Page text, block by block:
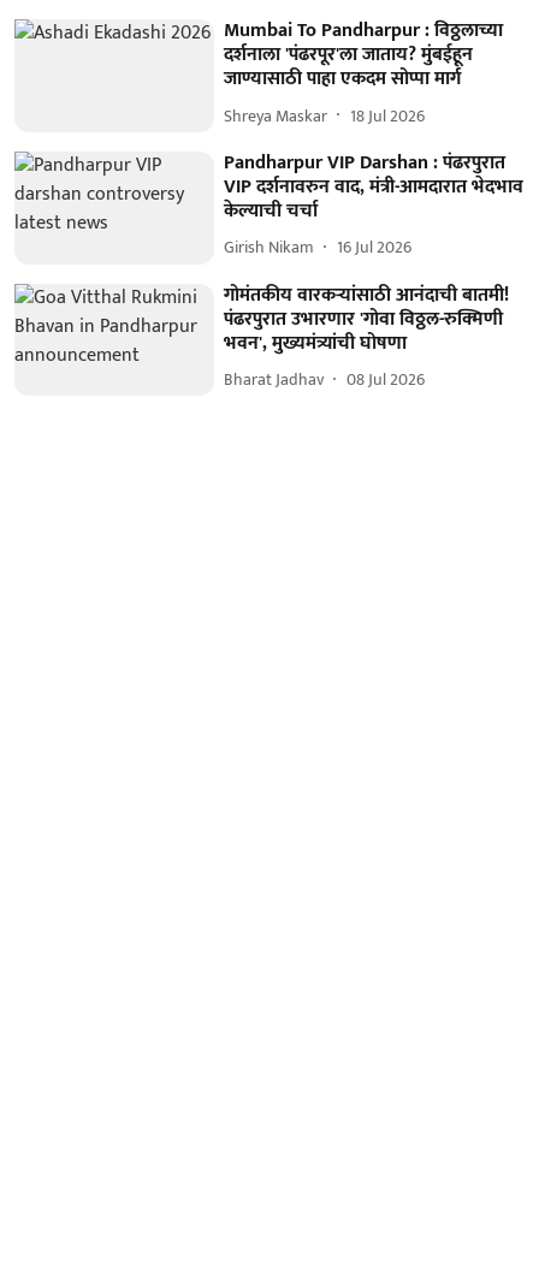
Mumbai To Pandharpur : विठ्ठलाच्या
दर्शनाला 'पंढरपूर'ला जाताय? मुंबईहून
जाण्यासाठी पाहा एकदम सोप्पा मार्ग
Shreya Maskar 18 Jul 2026
Pandharpur VIP Darshan : पंढरपुरात
VIP दर्शनावरुन वाद, मंत्री-आमदारात भेदभाव
केल्याची चर्चा
Girish Nikam 16 Jul 2026
गोमंतकीय वारकऱ्यांसाठी आनंदाची बातमी!
पंढरपुरात उभारणार 'गोवा विठ्ठल-रुक्मिणी
भवन', मुख्यमंत्र्यांची घोषणा
Bharat Jadhav 08 Jul 2026